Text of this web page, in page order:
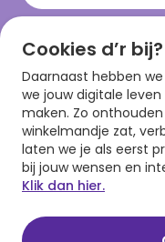
Download onze
Cookies d’r bij?
Daarnaast hebben
we jouw digitale
maken. Zo
winkelmandje zat,
laten we je als eerst
bij jouw wensen en
Klik dan hier.